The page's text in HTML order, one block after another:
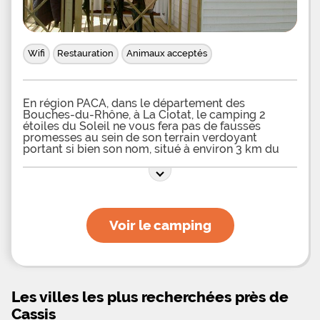
Wifi Restauration Animaux acceptés
En région PACA, dans le département des
Bouches-du-Rhône, à La Ciotat, le camping 2
étoiles du Soleil ne vous fera pas de fausses
promesses au sein de son terrain verdoyant
portant si bien son nom, situé à environ 3 km du
dorées de la mer Méditerranée. Pour séjourner
dans ce camping calme de bord de mer, vous
pour 2, 4 ou 6 locataires ou des bungalows de 4
ou 5 places, tous équipés pour votre plus grand
confort et flanqués de terrasse avec salon de
jardin, ou bien encore des emplacements
sans électricité, destinés à recevoir vos caravanes,
foot et TV à disposition, vos envies d'activités de
loisirs seront surtout satisfaites via les plages de
Voir le camping
Les villes les plus recherchées près de
Cassis